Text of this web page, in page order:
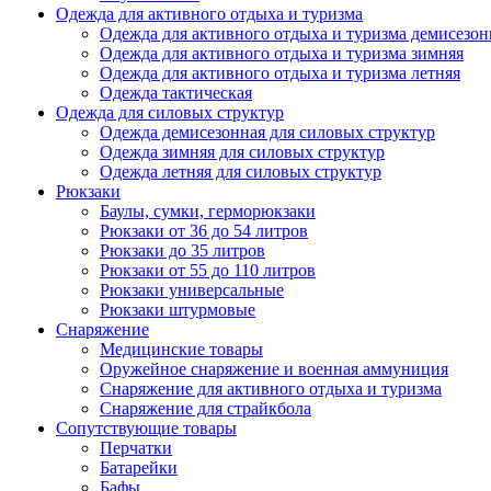
Одежда для активного отдыха и туризма
Одежда для активного отдыха и туризма
Одежда для активного отдыха и туризма зимняя
Одежда для активного отдыха и туризма летняя
Одежда тактическая
Одежда для силовых структур
Одежда демисезонная для силовых структур
Одежда зимняя для силовых структур
Одежда летняя для силовых структур
Рюкзаки
Баулы, сумки, герморюкзаки
Рюкзаки от 36 до 54 литров
Рюкзаки до 35 литров
Рюкзаки от 55 до 110 литров
Рюкзаки универсальные
Рюкзаки штурмовые
Снаряжение
Медицинские товары
Оружейное снаряжение и военная аммуниция
Снаряжение для активного отдыха и туризма
Снаряжение для страйкбола
Сопутствующие товары
Перчатки
Батарейки
Бафы